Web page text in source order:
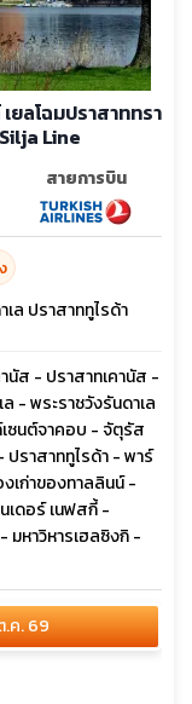
ยลโฉมปราสาททรา
Line
สายการบิน
เล ปราสาททูไรด้า
นัส - ปราสาทเคานัส -
- พระราชวังรันดาเล
ซนต์จาคอบ - จัตุรัส
ราสาททูไรด้า - พาร์
เก่าของทาลลินน์ -
เดอร์ เนฟสกี้ -
มหาวิหารเฮลซิงกิ -
.ค. 69